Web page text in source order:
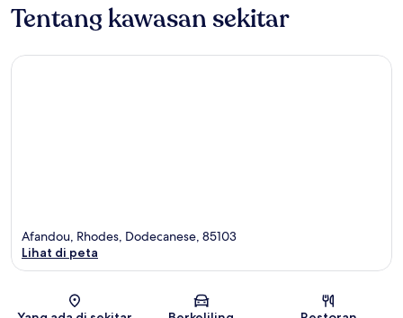
Tentang kawasan sekitar
Peta
Afandou, Rhodes, Dodecanese, 85103
Lihat di peta